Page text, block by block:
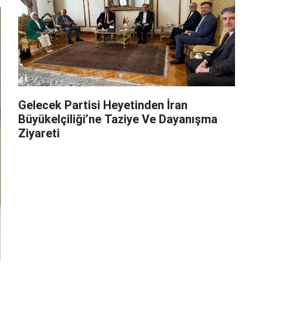
Gelecek Partisi Heyetinden İran
Büyükelçiliği’ne Taziye Ve Dayanışma
Ziyareti